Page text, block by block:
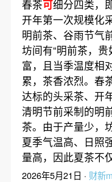
春茶可细分四类，
开年第一次规模化
明前茶、谷雨节气
坊间有“明前茶，贵
富，且当季温度相
累，茶香浓烈。春
达标的头采茶、开
清明节前采制的明
茶。由于产量少，
夏季气温高、日照
量高，因此夏茶
2026年5月21日 · 财新